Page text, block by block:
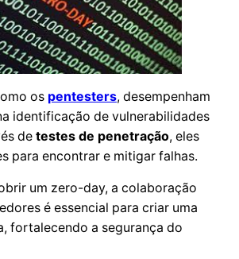
os pentesters, desempenham
identificação de vulnerabilidades
de testes de penetração, eles
para encontrar e mitigar falhas.
um zero-day, a colaboração
é essencial para criar uma
fortalecendo a segurança do